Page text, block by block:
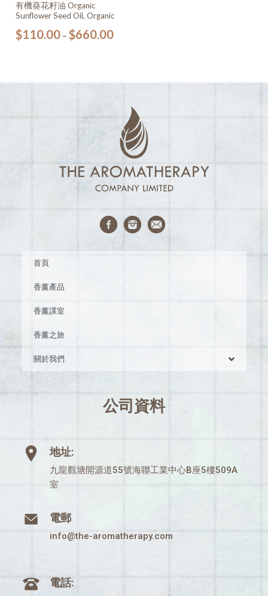
有機葵花籽油 Organic
Sunflower Seed Oil, Organic
$110.00 – $660.00
首頁
香薰產品
香薰課室
香薰之旅
關於我們
公司資料
地址:
九龍觀塘開源道55號海聯工業中心B座5樓509A
室
電郵
info@the-aromatherapy.com
電話: